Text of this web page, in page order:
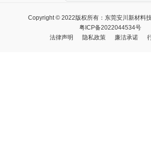
Copyright © 2022版权所有：东莞安川新材
粤ICP备2022044534号
法律声明
隐私政策 廉洁承诺